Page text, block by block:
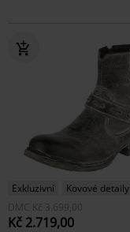
Exkluzivní
Kovové detaily
DMC
Kč 3.699,00
Kč 2.719,00